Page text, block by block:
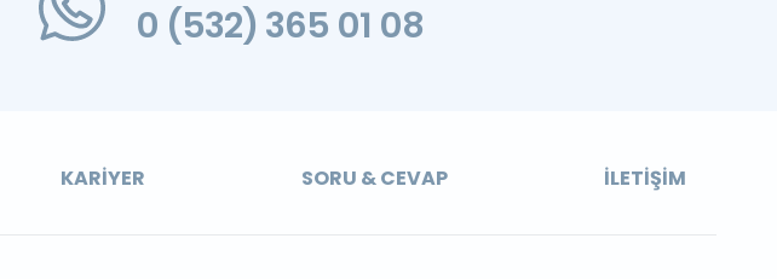
0 (532) 365 01 08
KARIYER SORU & CEVAP İLETIŞIM